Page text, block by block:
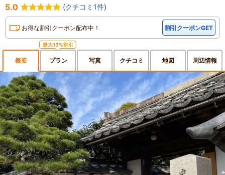
5.0 (クチコミ1件)
お得な割引クーポン配布中！ 割引クーポンGET
概要
最大13%割引
プラン 写真 クチコミ 地図 周辺情報